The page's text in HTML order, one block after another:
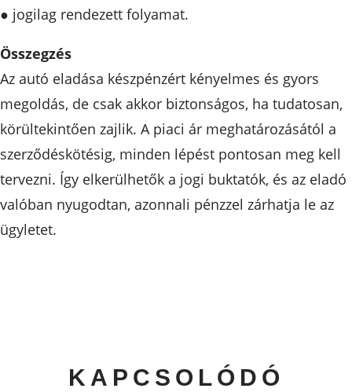
● jogilag rendezett folyamat.
Összegzés
Az autó eladása készpénzért kényelmes és gyors
megoldás, de csak akkor biztonságos, ha tudatosan,
körültekintően zajlik. A piaci ár meghatározásától a
szerződéskötésig, minden lépést pontosan meg kell
tervezni. Így elkerülhetők a jogi buktatók, és az eladó
valóban nyugodtan, azonnali pénzzel zárhatja le az
ügyletet.
KAPCSOLÓDÓ